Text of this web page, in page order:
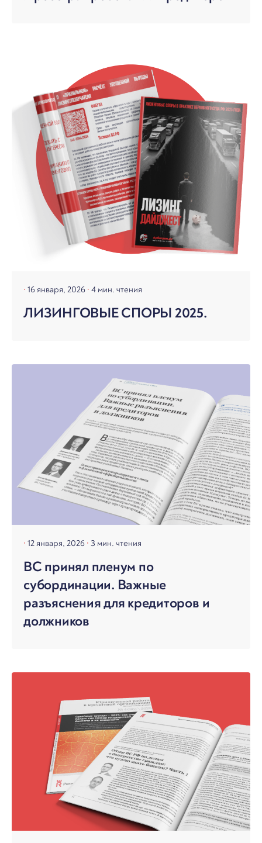
16 января, 2026 4 мин. чтения
ЛИЗИНГОВЫЕ СПОРЫ 2025.
12 января, 2026 3 мин. чтения
ВС принял пленум по
субординации. Важные
разъяснения для кредиторов и
должников